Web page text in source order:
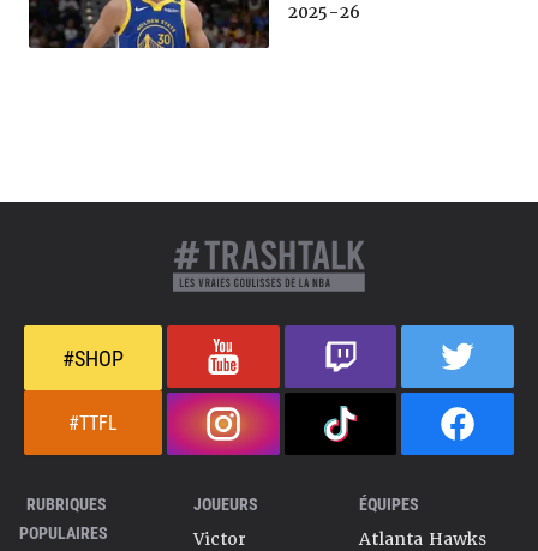
2025-26
#SHOP
#TTFL
RUBRIQUES
POPULAIRES
JOUEURS
Victor
ÉQUIPES
Atlanta Hawks